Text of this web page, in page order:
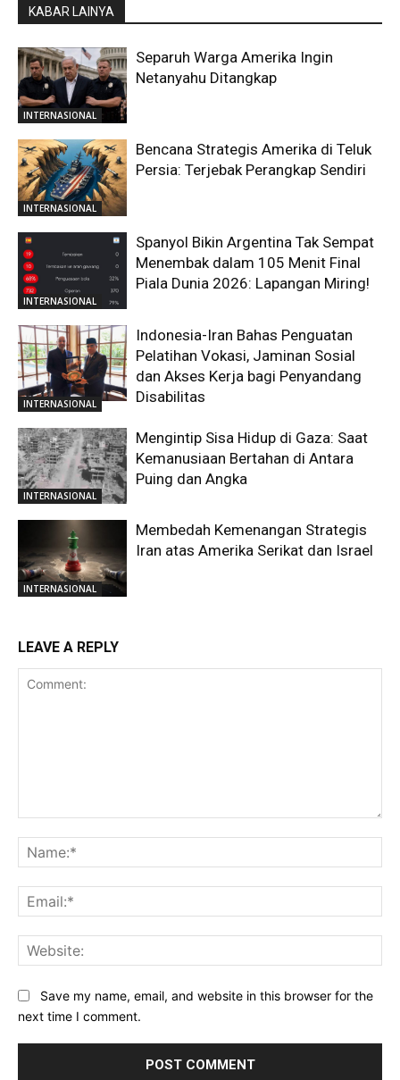
KABAR LAINYA
INTERNASIONAL
Separuh Warga Amerika Ingin
Netanyahu Ditangkap
INTERNASIONAL
Bencana Strategis Amerika di Teluk
Persia: Terjebak Perangkap Sendiri
INTERNASIONAL
Spanyol Bikin Argentina Tak Sempat
Menembak dalam 105 Menit Final
Piala Dunia 2026: Lapangan Miring!
INTERNASIONAL
Indonesia-Iran Bahas Penguatan
Pelatihan Vokasi, Jaminan Sosial
dan Akses Kerja bagi Penyandang
Disabilitas
INTERNASIONAL
Mengintip Sisa Hidup di Gaza: Saat
Kemanusiaan Bertahan di Antara
Puing dan Angka
INTERNASIONAL
Membedah Kemenangan Strategis
Iran atas Amerika Serikat dan Israel
LEAVE A REPLY
Save my name, email, and website in this browser for the
next time I comment.